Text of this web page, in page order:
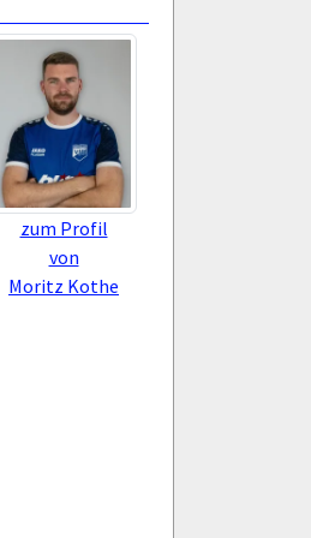
zum Profil
von
Moritz Kothe